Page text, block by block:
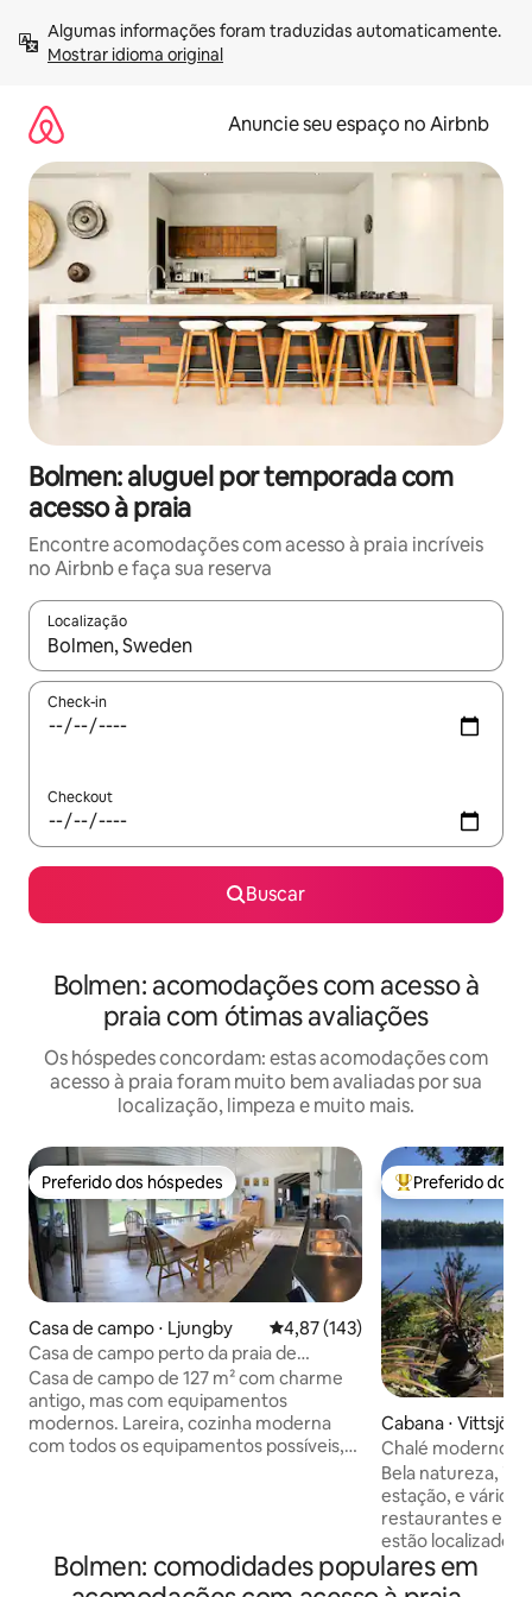
para
Mostrar idioma original
Anuncie seu espaço no Airbnb
Bolmen: aluguel por temporada com
acesso à praia
Encontre acomodações com acesso à praia incríveis
no Airbnb e faça sua reserva
Localização
Quando os resultados estiverem disponíveis, explore-os
Check-in
Checkout
Buscar
Bolmen: acomodações com acesso à
praia com ótimas avaliações
Os hóspedes concordam: estas acomodações com
acesso à praia foram muito bem avaliadas por sua
localização, limpeza e muito mais.
Preferido dos hóspedes
Preferido dos hóspedes
Casa de campo ⋅ Ljungby 4,87 de uma avaliação média de
4,87 (143)
Casa de campo perto da praia de
Bolmen, pesca e banho
Casa de campo de 127 m² com charme
antigo, mas com equipamentos
modernos. Lareira, cozinha moderna
com todos os equipamentos possíveis,
trazidos ou fornecidos por 130 SEK ou 13
euros/conjunto. Reserve antes da
Entre os
Preferido dos
Cabana ⋅ Vittsjö
Chalé moderno
mar
Bela natureza,
estação, e vários
restaurantes e
estão localizados
hóspedes têm
remo, dois
Bolmen: comodidades populares em